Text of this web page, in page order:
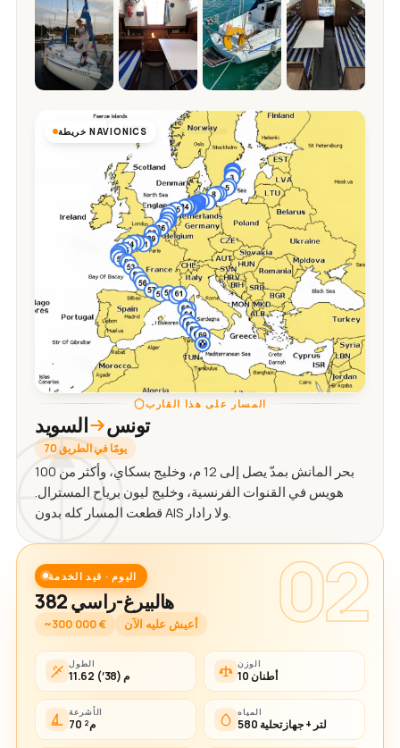
خريطة NAVIONICS
المسار على هذا القارب
السويد تونس
70 يومًا في الطريق
بحر المانش بمدّ يصل إلى 12 م، وخليج بسكاي، وأكثر من 100
هويس في القنوات الفرنسية، وخليج ليون برياح المسترال.
02 اليوم · قيد الخدمة
هالبيرغ-راسي 382
~300 000 € أعيش عليه الآن
الطول
11.62 م (38′)
الوزن
10 أطنان
الأشرعة
70 م²
المياه
580 لتر + جهاز تحلية